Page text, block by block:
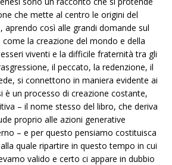
che mette al centro le origini del
aprendo così alle grandi domande sul
la creazione del mondo e della
viventi e la difficile fraternità tra gli
il peccato, la redenzione, il
si connettono in maniera evidente ai
un processo di creazione costante,
– il nome stesso del libro, che deriva
proprio alle azioni generative
– e per questo pensiamo costituisca
quale ripartire in questo tempo in cui
valido e certo ci appare in dubbio